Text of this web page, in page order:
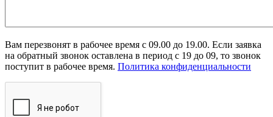
Вам перезвонят в рабочее время с 09.00 до 19.00. Если заявка
на обратный звонок оставлена в период с 19 до 09, то звонок
поступит в рабочее время. Политика конфиденциальности